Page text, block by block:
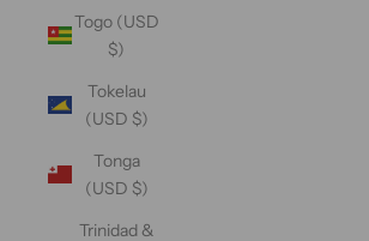
Togo (USD
$)
Tokelau
(USD $)
Tonga
(USD $)
Trinidad &